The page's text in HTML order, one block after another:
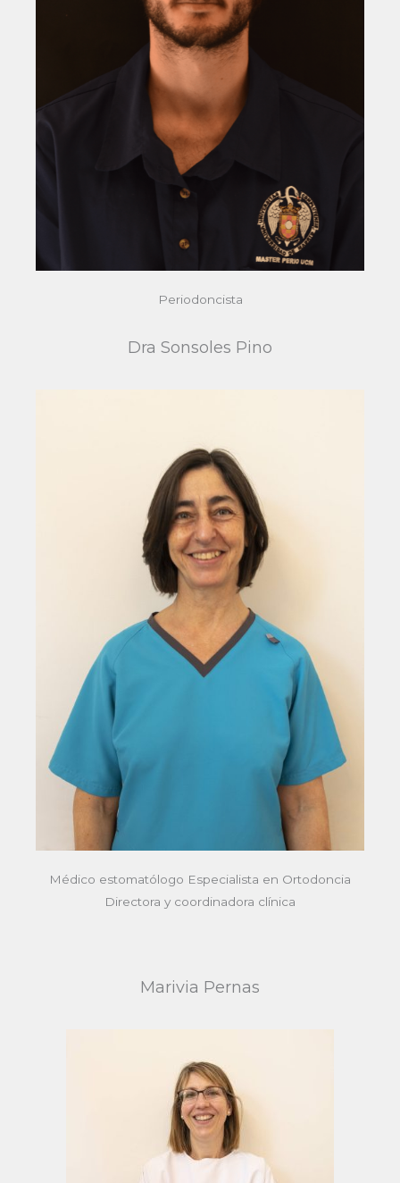
Periodoncista
Dra Sonsoles Pino
Médico estomatólogo Especialista en Ortodoncia
Directora y coordinadora clínica
Marivia Pernas